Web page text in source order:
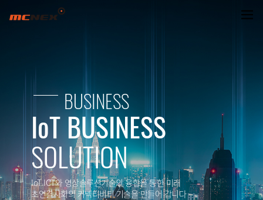
SMART DID
BUSINESS
IoT BUSINESS
SOLUTION
IoT.ICT와 영상솔루션기술의 융합을 통한 미래
초연결사회의 커넥티비티 기술을 만들어 갑니다